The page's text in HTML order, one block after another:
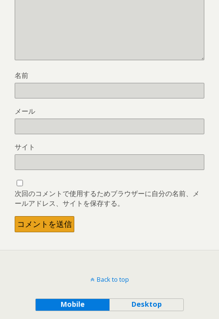
名前
メール
サイト
次回のコメントで使用するためブラウザーに自分の名前、メ
ールアドレス、サイトを保存する。
Back to top
Mobile Desktop